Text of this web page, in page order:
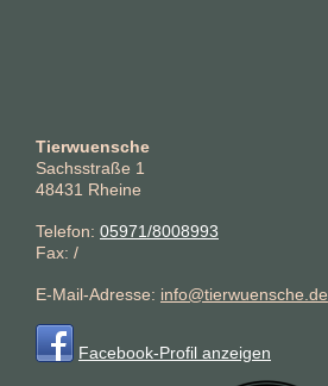
Tierwuensche
Sachsstraße 1
48431 Rheine
Telefon: 05971/8008993
Fax: /
E-Mail-Adresse: info@tierwuensche.de
Facebook-Profil anzeigen